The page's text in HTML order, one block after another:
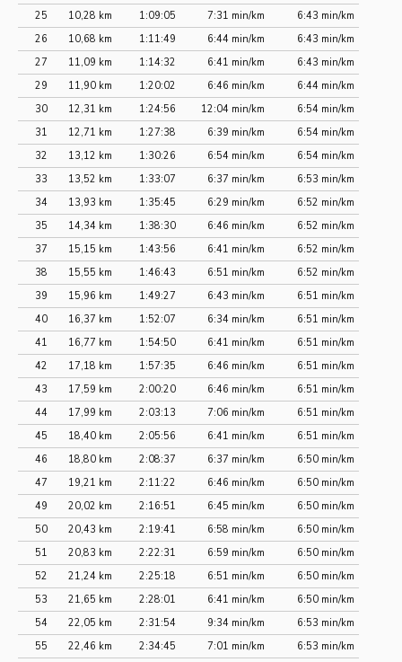
25
10,28 km 1:09:05 7:31 min/km
6:43 min/km
26
10,68 km 1:11:49 6:44 min/km
6:43 min/km
27
11,09 km 1:14:32 6:41 min/km
6:43 min/km
29
11,90 km 1:20:02 6:46 min/km
6:44 min/km
30
12,31 km 1:24:56 12:04 min/km
6:54 min/km
31
12,71 km 1:27:38 6:39 min/km
6:54 min/km
32
13,12 km 1:30:26 6:54 min/km
6:54 min/km
33
13,52 km 1:33:07 6:37 min/km
6:53 min/km
34
13,93 km 1:35:45 6:29 min/km
6:52 min/km
35
14,34 km 1:38:30 6:46 min/km
6:52 min/km
37
15,15 km 1:43:56 6:41 min/km
6:52 min/km
38
15,55 km 1:46:43 6:51 min/km
6:52 min/km
39
15,96 km 1:49:27 6:43 min/km
6:51 min/km
40
16,37 km 1:52:07 6:34 min/km
6:51 min/km
41
16,77 km 1:54:50 6:41 min/km
6:51 min/km
42
17,18 km 1:57:35 6:46 min/km
6:51 min/km
43
17,59 km 2:00:20 6:46 min/km
6:51 min/km
44
17,99 km 2:03:13 7:06 min/km
6:51 min/km
45
18,40 km 2:05:56 6:41 min/km
6:51 min/km
46
18,80 km 2:08:37 6:37 min/km
6:50 min/km
47
19,21 km 2:11:22 6:46 min/km
6:50 min/km
49
20,02 km 2:16:51 6:45 min/km
6:50 min/km
50
20,43 km 2:19:41 6:58 min/km
6:50 min/km
51
20,83 km 2:22:31 6:59 min/km
6:50 min/km
52
21,24 km 2:25:18 6:51 min/km
6:50 min/km
53
21,65 km 2:28:01 6:41 min/km
6:50 min/km
54
22,05 km 2:31:54 9:34 min/km
6:53 min/km
55
22,46 km 2:34:45 7:01 min/km
6:53 min/km